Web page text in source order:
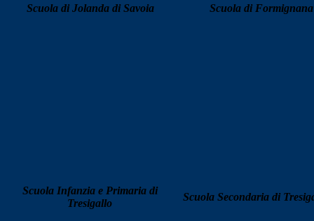
Scuola di Jolanda di Savoia Scuola di Formignana
Scuola Infanzia e Primaria di
Tresigallo
Scuola Secondaria di